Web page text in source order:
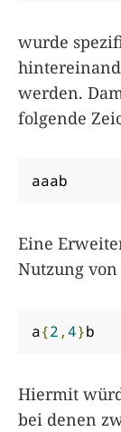
wurde
werden.
folgende
aaab
Eine
Nutzung
a{2 ,4}b
Hiermit
bei denen